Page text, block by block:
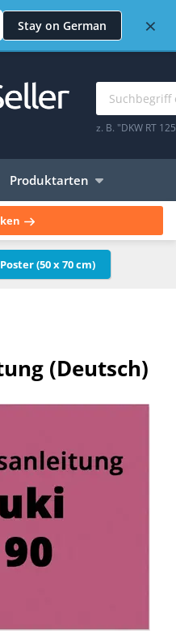
Stay on German ×
z. B. "DKW RT
Produktarten
(50 x 70 cm)
(Deutsch)